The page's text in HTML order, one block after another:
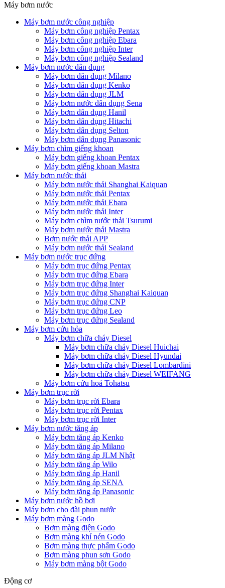
Máy bơm nước
Máy bơm nước công nghiệp
Máy bơm công nghiệp Pentax
Máy bơm công nghiệp Ebara
Máy bơm công nghiệp Inter
Máy bơm công nghiệp Sealand
Máy bơm nước dân dụng
Máy bơm dân dụng Milano
Máy bơm dân dụng Kenko
Máy bơm dân dụng JLM
Máy bơm nước dân dụng Sena
Máy bơm dân dụng Hanil
Máy bơm dân dụng Hitachi
Máy bơm dân dụng Selton
Máy bơm dân dụng Panasonic
Máy bơm chìm giếng khoan
Máy bơm giếng khoan Pentax
Máy bơm giếng khoan Mastra
Máy bơm nước thải
Máy bơm nước thải Shanghai Kaiquan
Máy bơm nước thải Pentax
Máy bơm nước thải Ebara
Máy bơm nước thải Inter
Máy bơm chìm nước thải Tsurumi
Máy bơm nước thải Mastra
Bơm nước thải APP
Máy bơm nước thải Sealand
Máy bơm nước trục đứng
Máy bơm trục đứng Pentax
Máy bơm trục đứng Ebara
Máy bơm trục đứng Inter
Máy bơm trục đứng Shanghai Kaiquan
Máy bơm trục đứng CNP
Máy bơm trục đứng Leo
Máy bơm trục đứng Sealand
Máy bơm cứu hỏa
Máy bơm chữa cháy Diesel
Máy bơm chữa cháy Diesel Huichai
Máy bơm chữa cháy Diesel Hyundai
Máy bơm chữa cháy Diesel Lombardini
Máy bơm chữa cháy Diesel WEIFANG
Máy bơm cứu hoả Tohatsu
Máy bơm trục rời
Máy bơm trục rời Ebara
Máy bơm trục rời Pentax
Máy bơm trục rời Inter
Máy bơm nước tăng áp
Máy bơm tăng áp Kenko
Máy bơm tăng áp Milano
Máy bơm tăng áp JLM Nhật
Máy bơm tăng áp Wilo
Máy bơm tăng áp Hanil
Máy bơm tăng áp SENA
Máy bơm tăng áp Panasonic
Máy bơm nước hồ bơi
Máy bơm cho đài phun nước
Máy bơm màng Godo
Bơm màng điện Godo
Bơm màng khí nén Godo
Bơm màng thực phẩm Godo
Bơm màng phun sơn Godo
Máy bơm màng bột Godo
Động cơ